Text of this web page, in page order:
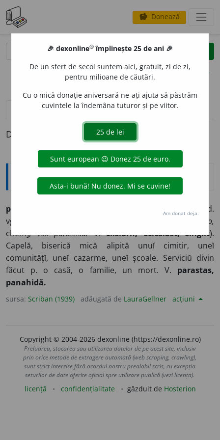
savings Donează
clear
opțiuni
definiții (1) pronunțievolume_up (2)
Definiția cu ID-ul 691220:
Explicative DEX
paraclís
d.
vgr.
kaléo,
chem]; vsl.paraklisŭ.V.clisiarh, eclesiast, singlit).
Capelă, biserică mică alipită unuĭ cimitir, uneĭ
comunitățĭ, uneĭ cazarme, uneĭ școale. Serviciŭ divin
făcut p. o casă, o familie, un mort. V. parastas,
panahidă.
sursa: Scriban (1939) adăugată de LauraGellner acțiuni
Copyright © 2004-2026 dexonline (https://dexonline.ro)
Preluarea, stocarea sau utilizarea datelor de pe acest site, inclusiv
prin orice metode de extragere automată (web scraping, crawling),
sunt strict interzise fără acordul nostru prealabil scris, cu excepția
seturilor de date oferite oficial spre utilizare publică (vezi licența).
licență confidențialitate găzduit de Hosterion
🎉 dexonline® împlinește 25 de ani 🎉
De un sfert de secol suntem aici, gratuit, zi de zi,
pentru milioane de căutări.
Cu o mică donație aniversară ne-ați ajuta să păstrăm
cuvintele la îndemâna tuturor și pe viitor.
Am donat deja.